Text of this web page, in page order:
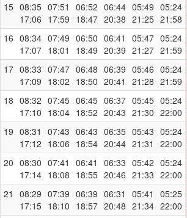
15 08:35
17:06
07:51
17:59
06:52
18:47
06:44
20:38
05:49
21:25
05:24
21:58
16 08:34
17:07
07:49
18:01
06:50
18:49
06:41
20:39
05:47
21:27
05:24
21:59
17 08:33
17:09
07:47
18:02
06:48
18:50
06:39
20:41
05:46
21:28
05:24
21:59
18 08:32
17:10
07:45
18:04
06:45
18:52
06:37
20:43
05:45
21:30
05:24
22:00
19 08:31
17:12
07:43
18:06
06:43
18:54
06:35
20:44
05:43
21:31
05:24
22:00
20 08:30
17:14
07:41
18:08
06:41
18:55
06:33
20:46
05:42
21:33
05:24
22:00
21
08:29
17:15
07:39
18:10
06:39
18:57
06:31
20:48
05:41
21:34
05:25
22:00